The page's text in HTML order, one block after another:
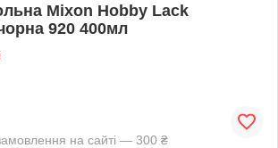
Mixon Hobby Lack
920 400мл
на сайті — 300 ₴